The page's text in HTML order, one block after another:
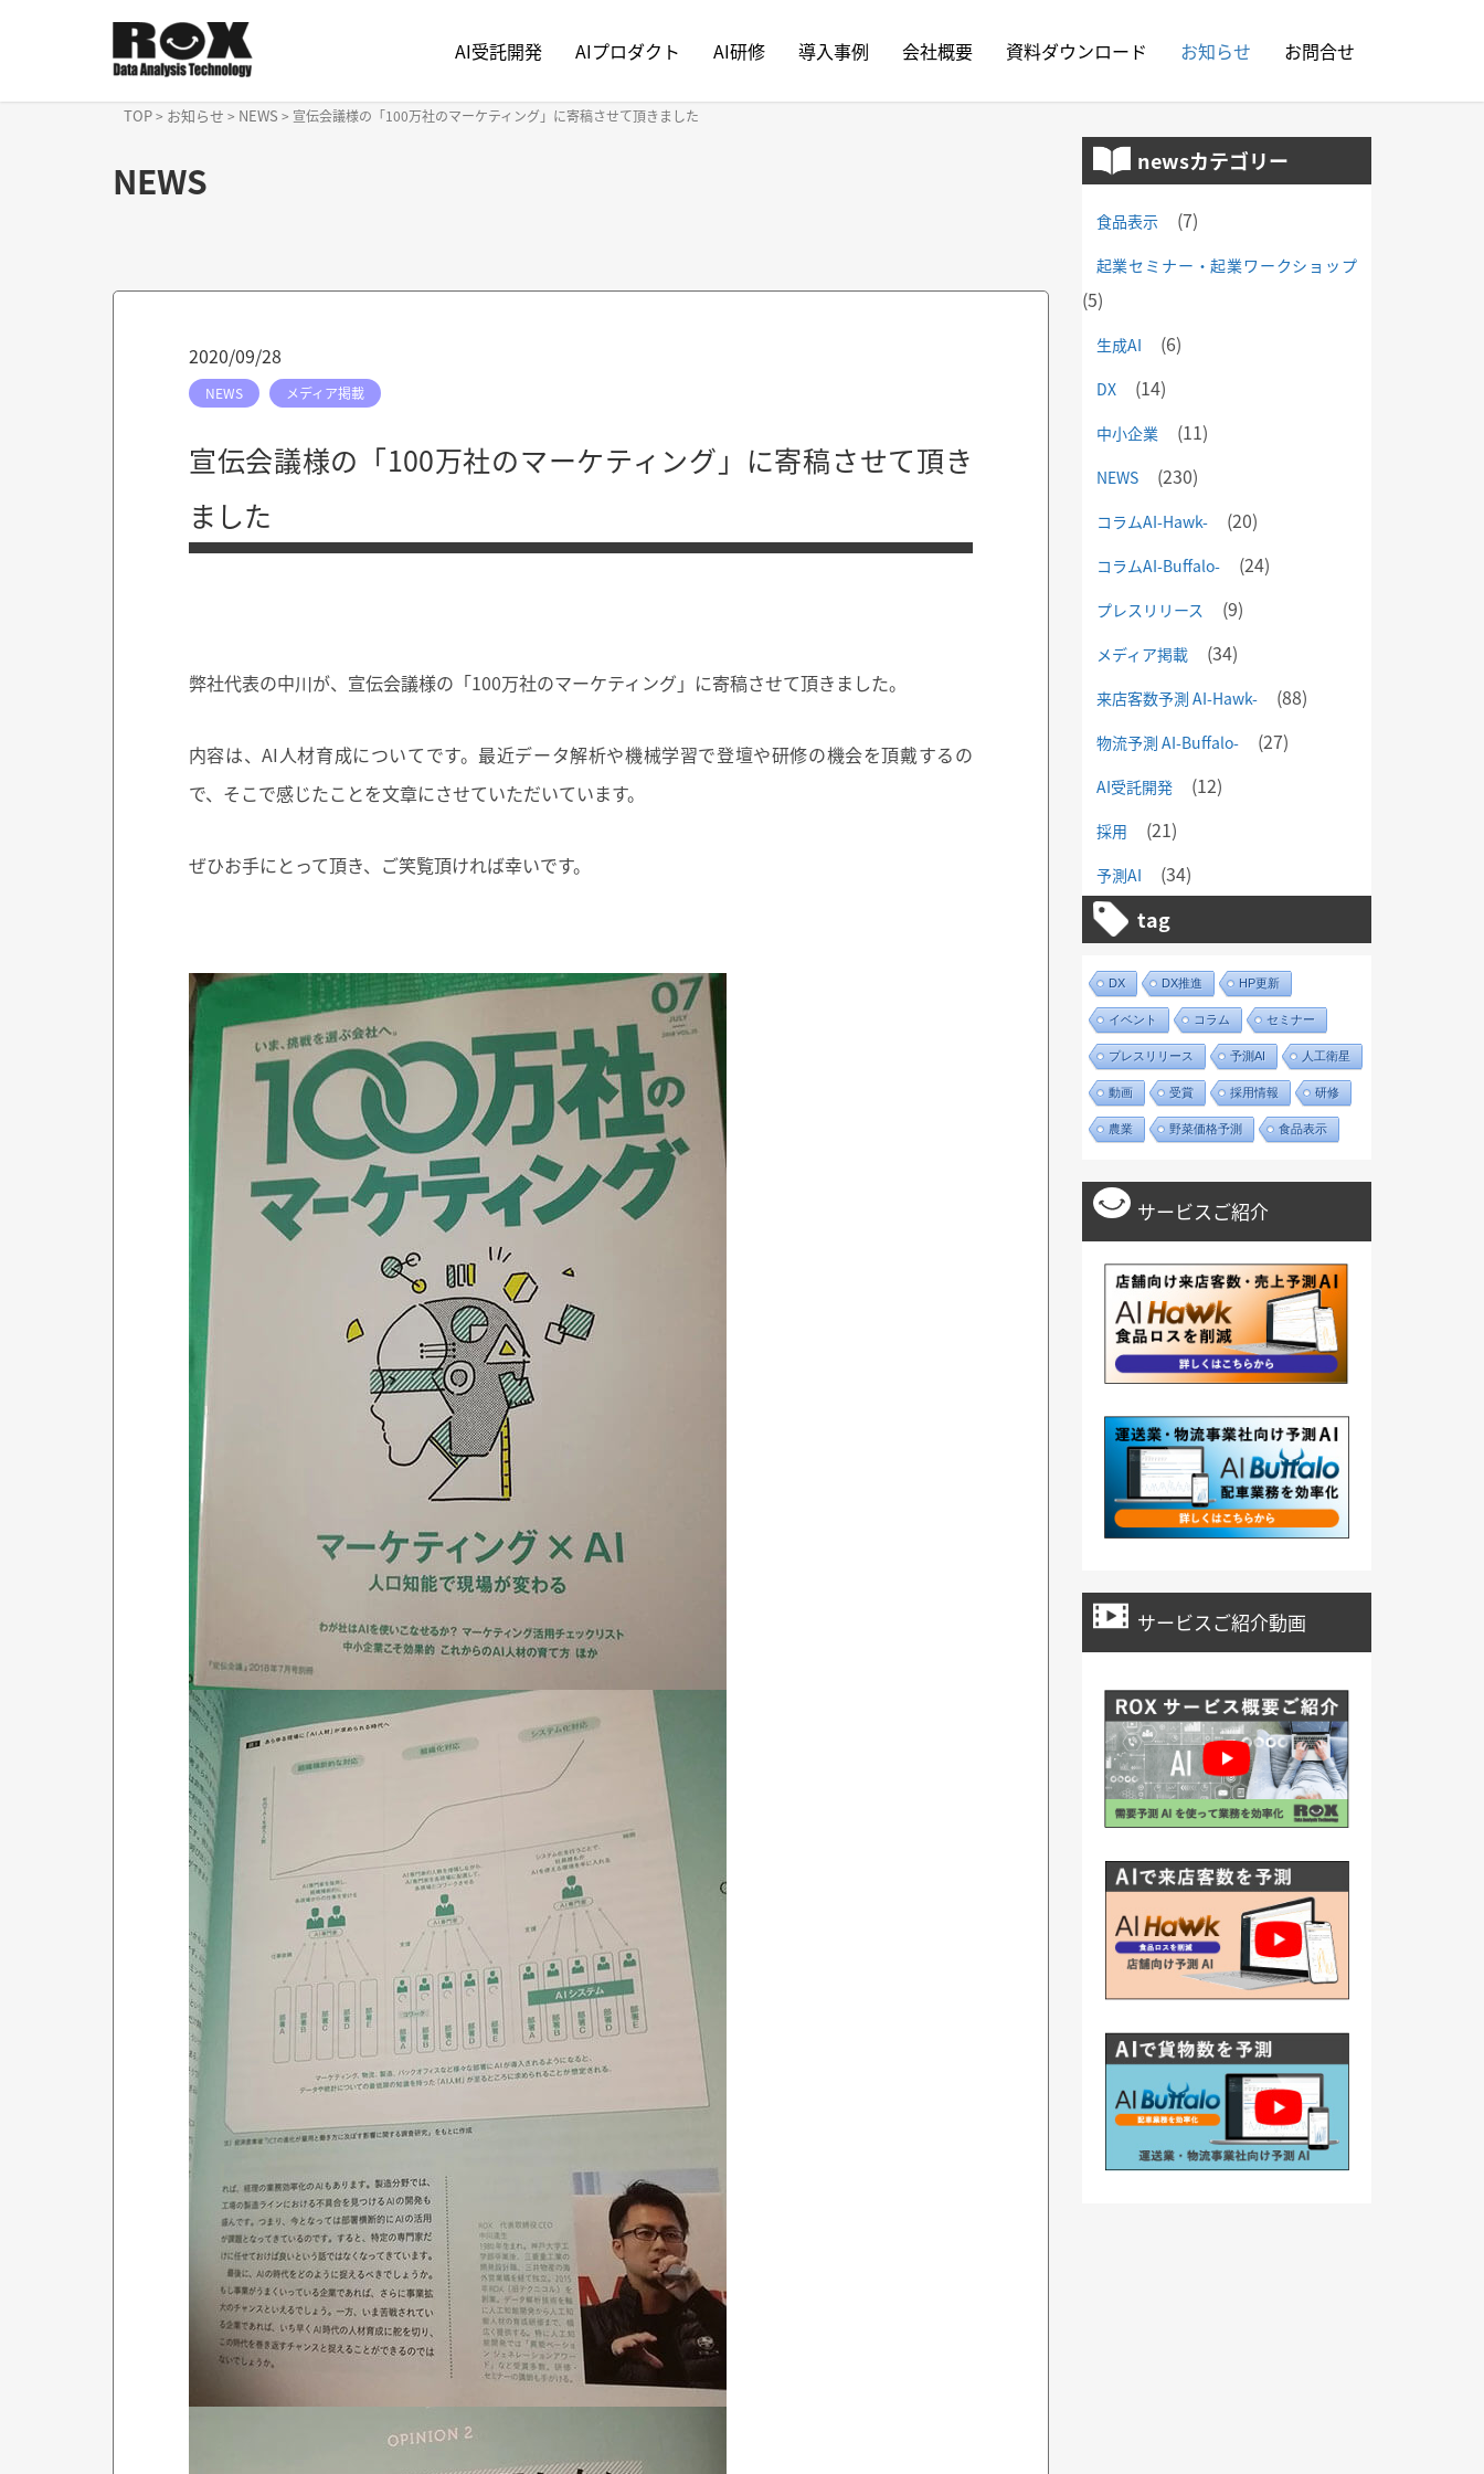
AI受託開発 AIプロダクト AI研修 導入事例 会社概要 資料ダウンロード お知らせ お問合せ
TOP> お知らせ > NEWS > 宣伝会議様の「100万社のマーケティング」に寄稿させて頂きました
NEWS
2020/09/28
NEWS メディア掲載
宣伝会議様の「100万社のマーケティング」に寄稿させて頂き
ました
弊社代表の中川が、宣伝会議様の「100万社のマーケティング」に寄稿させて頂きました。
内容は、AI人材育成についてです。最近データ解析や機械学習で登壇や研修の機会を頂戴するの
で、そこで感じたことを文章にさせていただいています。
ぜひお手にとって頂き、ご笑覧頂ければ幸いです。
newsカテゴリー
食品表示 (7)
起業セミナー・起業ワークショップ
(5)
生成AI (6)
DX (14)
中小企業 (11)
NEWS (230)
コラムAI-Hawk- (20)
コラムAI-Buffalo- (24)
プレスリリース (9)
メディア掲載 (34)
来店客数予測 AI-Hawk- (88)
物流予測 AI-Buffalo- (27)
AI受託開発 (12)
採用 (21)
予測AI (34)
tag
DX DX推進 HP更新
イベント コラム セミナー
プレスリリース 予測AI 人工衛星
動画 受賞 採用情報 研修
農業 野菜価格予測 食品表示
サービスご紹介
サービスご紹介動画